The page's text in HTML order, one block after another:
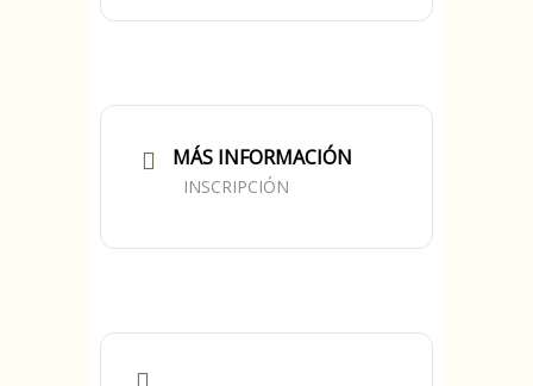
MÁS INFORMACIÓN
INSCRIPCIÓN